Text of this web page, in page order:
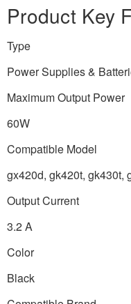
Product Key
Type
Power Supplies &
Maximum Output Power
60W
Compatible Model
gx420d, gk420t, gk430t,
Output Current
3.2 A
Color
Black